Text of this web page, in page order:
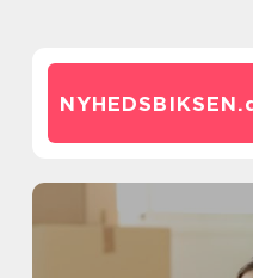
NYHEDSBIKSEN.